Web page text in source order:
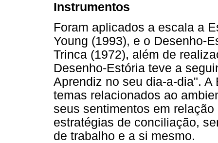
Instrumentos
Foram aplicados a escala a
Young (1993), e o Desenho-
Trinca (1972), além de
Desenho-Estória teve a
Aprendiz no seu dia-a-dia".
temas relacionados ao
seus sentimentos em
estratégias de conciliação,
de trabalho e a si mesmo.